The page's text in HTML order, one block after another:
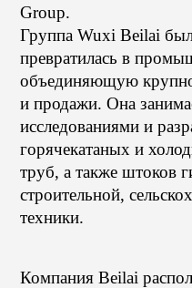
Group.
Группа Wuxi Beilai
превратилась в
объединяющую
и продажи. Она
исследованиями и
горячекатаных и
труб, а также штоков
строительной,
Компания Beilai